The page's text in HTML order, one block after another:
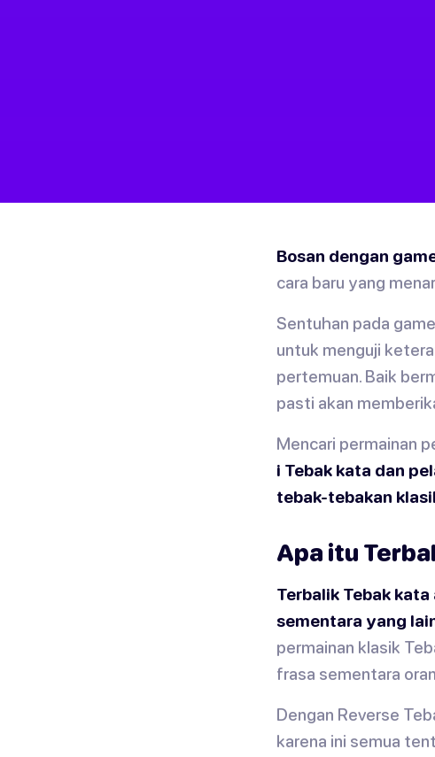
Bosan dengan
cara baru yang
Sentuhan pada
untuk menguji
pertemuan. Baik
pasti akan
Mencari permainan
i Tebak kata dan
tebak-tebakan
Apa itu
Terbalik Tebak
sementara yang
permainan klasik
frasa sementara
Dengan Reverse
karena ini semua